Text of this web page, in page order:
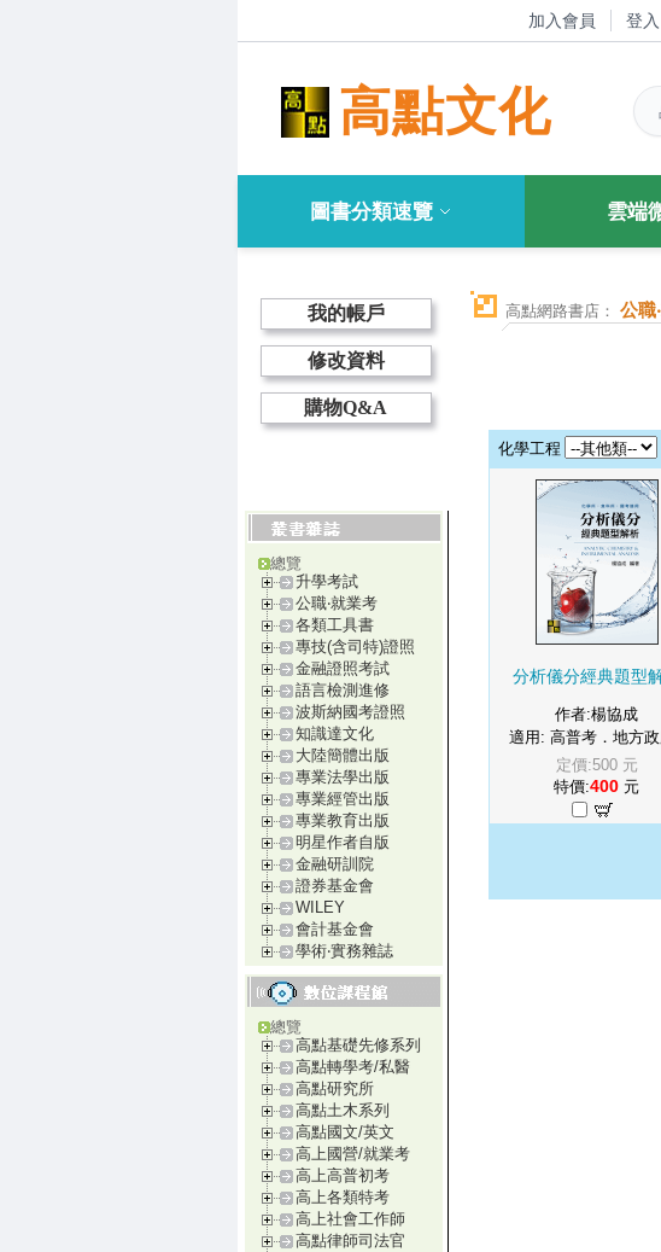
加入會員 登入
高點文化
圖書分類速覽 雲端
我的帳戶
修改資料
購物Q&A
總覽
升學考試
公職‧就業考
各類工具書
專技(含司特)證照
金融證照考試
語言檢測進修
波斯納國考證照
知識達文化
大陸簡體出版
專業法學出版
專業經管出版
專業教育出版
明星作者自版
金融研訓院
證券基金會
WILEY
會計基金會
學術‧實務雜誌
總覽
高點基礎先修系列
高點轉學考/私醫
高點研究所
高點土木系列
高點國文/英文
高上國營/就業考
高上高普初考
高上各類特考
高上社會工作師
高點律師司法官
高點網路書店： 公職
化學工程
分析儀分經典題型
作者:楊協成
適用: 高普考．地方
定價:500 元
特價:400 元